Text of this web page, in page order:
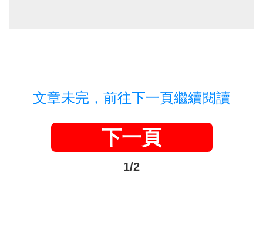
文章未完，前往下一頁繼續閱讀
下一頁
1/2